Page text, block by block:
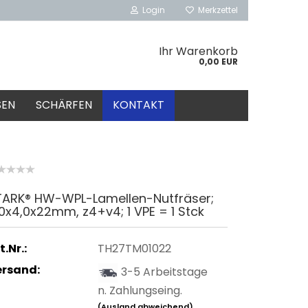
Login Merkzettel
Ihr Warenkorb
0,00 EUR
SCHÄRFEN KONTAKT
HW-WPL-Lamellen-Nutfräser;
z4+v4; 1 VPE = 1 Stck
TH27TM01022
3-5 Arbeitstage
n. Zahlungseing.